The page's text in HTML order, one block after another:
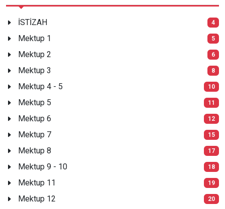
İSTİZAH 4
Mektup 1 5
Mektup 2 6
Mektup 3 8
Mektup 4 - 5 10
Mektup 5 11
Mektup 6 12
Mektup 7 15
Mektup 8 17
Mektup 9 - 10 18
Mektup 11 19
Mektup 12 20